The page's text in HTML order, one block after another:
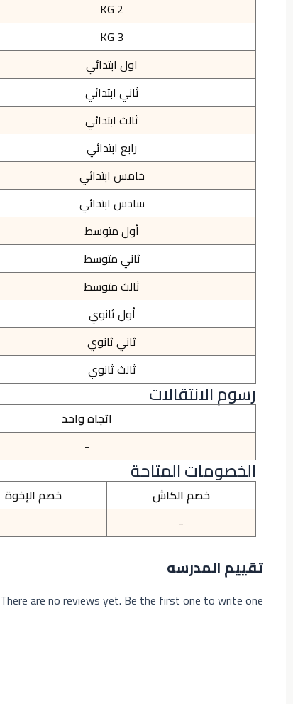
KG 2
KG 3
اول ابتدائي
ثاني ابتدائي
ثالث ابتدائي
رابع ابتدائي
خامس ابتدائي
سادس ابتدائي
أول متوسط
ثاني متوسط
ثالث متوسط
أول ثانوي
ثاني ثانوي
ثالث ثانوي
رسوم الانتقالات
اتجاه واحد
-
الخصومات المتاحة
خصم الكاش خصم الإخوة
-
تقييم المدرسه
There are no reviews yet. Be the first one to write one.